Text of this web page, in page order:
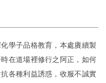
學子品格教育，本處賡續製
在道場裡修行之阿正，如何
各種利益誘惑，收服不誠實